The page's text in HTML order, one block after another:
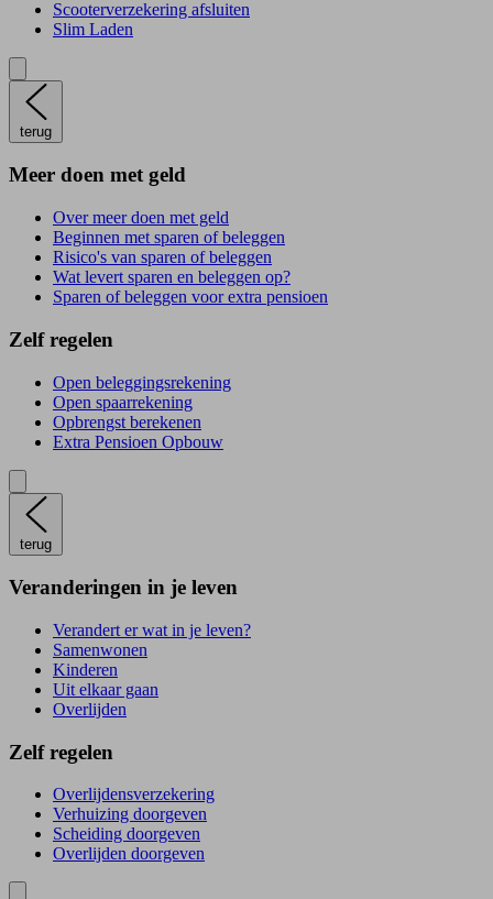
Scooterverzekering afsluiten
Slim Laden
terug
Meer doen met geld
Over meer doen met geld
Beginnen met sparen of beleggen
Risico's van sparen of beleggen
Wat levert sparen en beleggen op?
Sparen of beleggen voor extra pensioen
Zelf regelen
Open beleggingsrekening
Open spaarrekening
Opbrengst berekenen
Extra Pensioen Opbouw
terug
Veranderingen in je leven
Verandert er wat in je leven?
Samenwonen
Kinderen
Uit elkaar gaan
Overlijden
Zelf regelen
Overlijdensverzekering
Verhuizing doorgeven
Scheiding doorgeven
Overlijden doorgeven